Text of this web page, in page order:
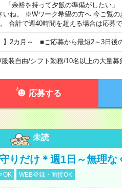
「余裕を持って夕飯の準備がしたい」
ね。 ※Wワーク希望の方へ 今ご覧の
合計で週40時間を超える場合は応募で
】2カ月～ ■ご応募から最短2～3日後
/服装自由/シフト勤務/10名以上の大量募
応募する
未読
りだけ＊週1日～無理な
OK WEB登録・面接OK